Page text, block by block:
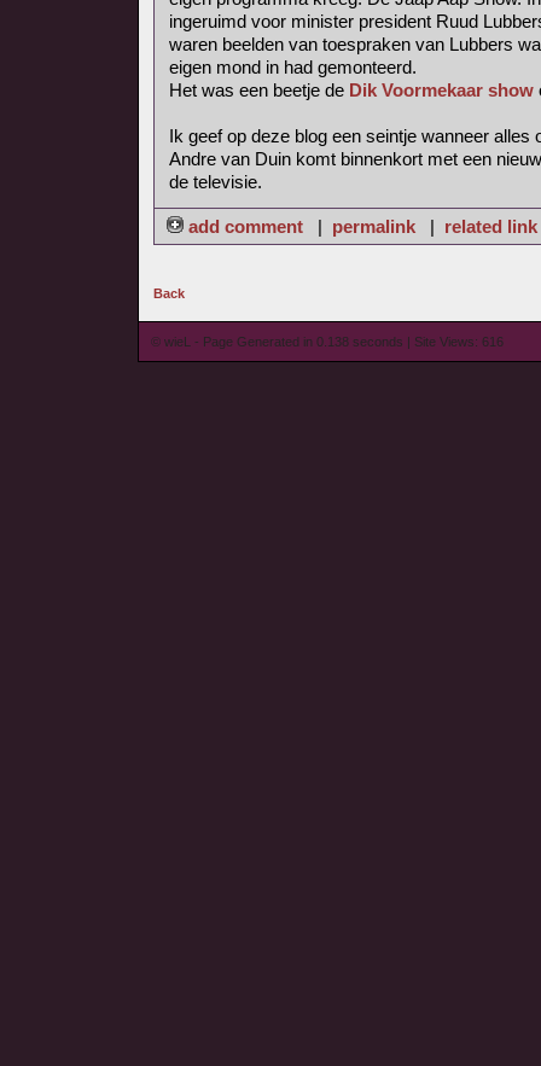
ingeruimd voor minister president Ruud
waren beelden van toespraken van Lubbers
eigen mond in had gemonteerd.
Het was een beetje de Dik Voormekaar show
Ik geef op deze blog een seintje wanneer alles
Andre van Duin komt binnenkort met een
de televisie.
add comment | permalink | related link
Back
© wieL - Page Generated in 0.138 seconds | Site Views: 616